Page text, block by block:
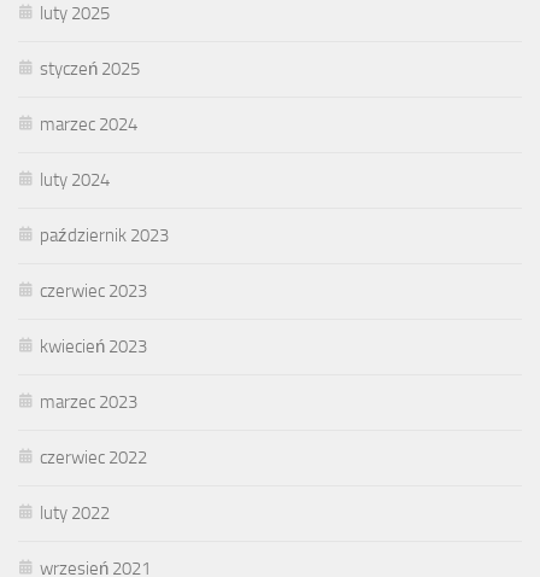
luty 2025
styczeń 2025
marzec 2024
luty 2024
październik 2023
czerwiec 2023
kwiecień 2023
marzec 2023
czerwiec 2022
luty 2022
wrzesień 2021